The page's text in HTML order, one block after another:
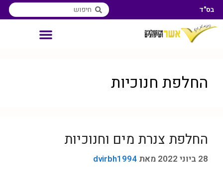
בס"ד
החלפת חנוכיות
החלפת צנרת מים וחנוכיות
28 ביוני 2022 מאת dvirbh1994